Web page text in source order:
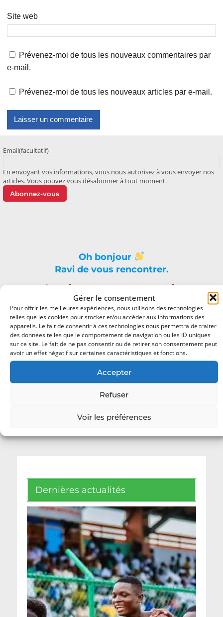
Gérer le consentement
Pour offrir les meilleures expériences, nous utilisons des technologies
telles que les cookies pour stocker et/ou accéder aux informations des
appareils. Le fait de consentir à ces technologies nous permettra de traiter
des données telles que le comportement de navigation ou les ID uniques
sur ce site. Le fait de ne pas consentir ou de retirer son consentement peut
avoir un effet négatif sur certaines caractéristiques et fonctions.
Accepter
Refuser
Voir les préférences
Site web
Prévenez-moi de tous les nouveaux commentaires par
e-mail.
Prévenez-moi de tous les nouveaux articles par e-mail.
Email(facultatif)
En envoyant vos informations, vous nous autorisez à vous envoyer nos
articles. Vous pouvez vous désabonner à tout moment.
Abonnez-vous
Oh bonjour
Ravi de vous rencontrer.
Inscrivez-vous pour recevoir
chaque fois du contenu génial dans
votre boîte de réception.
Consultez notre politique de confidentialité
Dernières actualités